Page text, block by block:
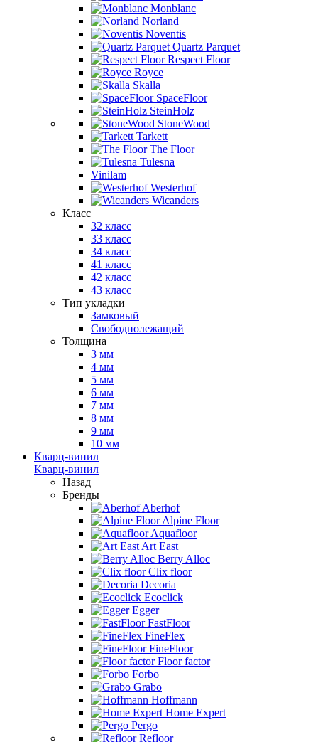
Monblanc
Norland
Noventis
Quartz Parquet
Respect Floor
Royce
Skalla
SpaceFloor
SteinHolz
StoneWood
Tarkett
The Floor
Tulesna
Vinilam
Westerhof
Wicanders
Класс
32 класс
33 класс
34 класс
41 класс
42 класс
43 класс
Тип укладки
Замковый
Свободнолежащий
Толщина
3 мм
4 мм
5 мм
6 мм
7 мм
8 мм
9 мм
10 мм
Кварц-винил
Кварц-винил
Назад
Бренды
Aberhof
Alpine Floor
Aquafloor
Art East
Berry Alloc
Clix floor
Decoria
Ecoclick
Egger
FastFloor
FineFlex
FineFloor
Floor factor
Forbo
Grabo
Hoffmann
Home Expert
Pergo
Refloor